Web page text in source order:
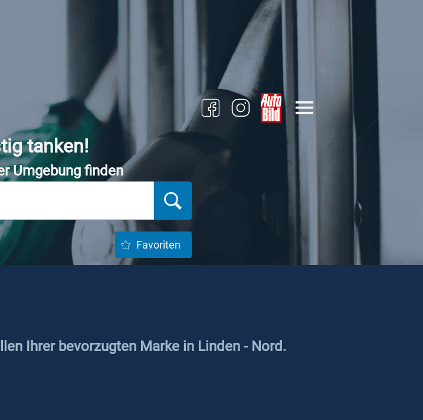
tanken!
Umgebung finden
Favoriten
Ihrer bevorzugten Marke in Linden - Nord.